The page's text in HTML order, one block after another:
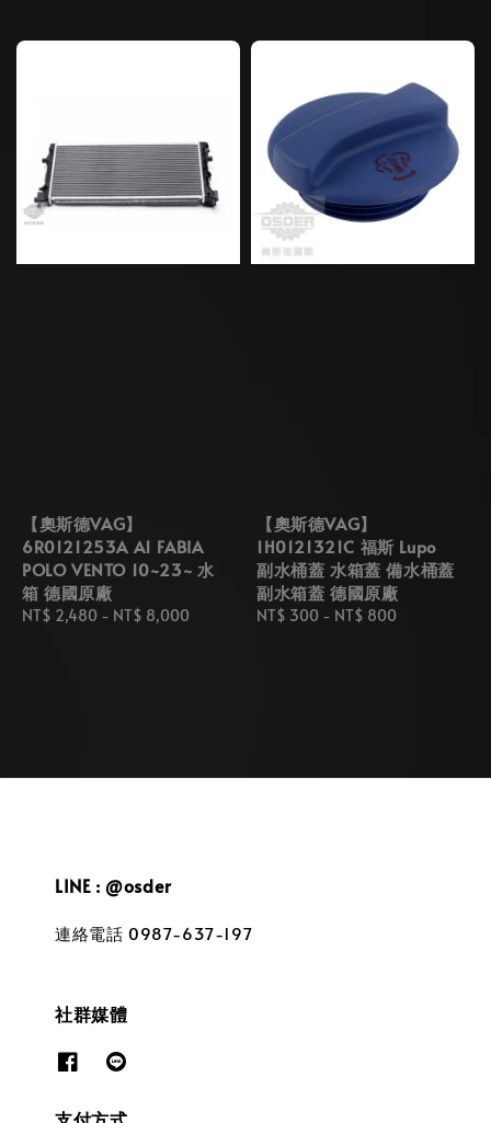
【奧斯德VAG】
6R0121253A A1 FABIA
POLO VENTO 10~23~ 水
箱 德國原廠
Regular
NT$ 2,480 - NT$ 8,000
【奧斯德VAG】
1H0121321C 福斯 Lupo
副水桶蓋 水箱蓋 備水桶蓋
副水箱蓋 德國原廠
Regular
NT$ 300 - NT$ 800
LINE : @osder
連絡電話 0987-637-197
社群媒體